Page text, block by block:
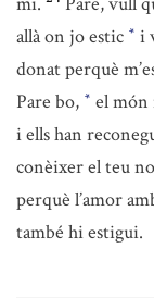
allà on jo estic * i
donat perquè
Pare bo, * el món
i ells han
conèixer el teu
perquè l’amor
també hi estigui.